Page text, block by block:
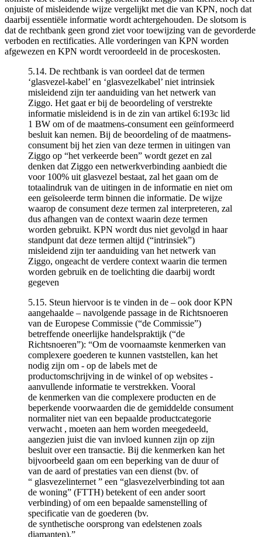
onjuiste of misleidende wijze vergelijkt met die van KPN, noch dat
daarbij essentiële informatie wordt achtergehouden. De slotsom is
dat de rechtbank geen grond ziet voor toewijzing van de gevorderde
verboden en rectificaties. Alle vorderingen van KPN worden
afgewezen en KPN wordt veroordeeld in de proceskosten.
5.14. De rechtbank is van oordeel dat de termen
‘glasvezel-kabel’ en ‘glasvezelkabel’ niet intrinsiek
misleidend zijn ter aanduiding van het netwerk van
Ziggo. Het gaat er bij de beoordeling of verstrekte
informatie misleidend is in de zin van artikel 6:193c lid
1 BW om of de maatmens-consument een geïnformeerd
besluit kan nemen. Bij de beoordeling of de maatmens-
consument bij het zien van deze termen in uitingen van
Ziggo op “het verkeerde been” wordt gezet en zal
denken dat Ziggo een netwerkverbinding aanbiedt die
voor 100% uit glasvezel bestaat, zal het gaan om de
totaalindruk van de uitingen in de informatie en niet om
een geïsoleerde term binnen die informatie. De wijze
waarop de consument deze termen zal interpreteren, zal
dus afhangen van de context waarin deze termen
worden gebruikt. KPN wordt dus niet gevolgd in haar
standpunt dat deze termen altijd (“intrinsiek”)
misleidend zijn ter aanduiding van het netwerk van
Ziggo, ongeacht de verdere context waarin die termen
worden gebruik en de toelichting die daarbij wordt
gegeven
5.15. Steun hiervoor is te vinden in de – ook door KPN
aangehaalde – navolgende passage in de Richtsnoeren
van de Europese Commissie (“de Commissie”)
betreffende oneerlijke handelspraktijk (“de
Richtsnoeren”): “Om de voornaamste kenmerken van
complexere goederen te kunnen vaststellen, kan het
nodig zijn om - op de labels met de
productomschrijving in de winkel of op websites -
aanvullende informatie te verstrekken. Vooral
de kenmerken van die complexere producten en de
beperkende voorwaarden die de gemiddelde consument
normaliter niet van een bepaalde productcategorie
verwacht , moeten aan hem worden meegedeeld,
aangezien juist die van invloed kunnen zijn op zijn
besluit over een transactie. Bij die kenmerken kan het
bijvoorbeeld gaan om een beperking van de duur of
van de aard of prestaties van een dienst (bv. of
“ glasvezelinternet ” een “glasvezelverbinding tot aan
de woning” (FTTH) betekent of een ander soort
verbinding) of om een bepaalde samenstelling of
specificatie van de goederen (bv.
de synthetische oorsprong van edelstenen zoals
diamanten).”